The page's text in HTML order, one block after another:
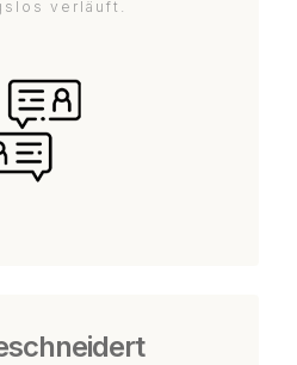
verläuft.